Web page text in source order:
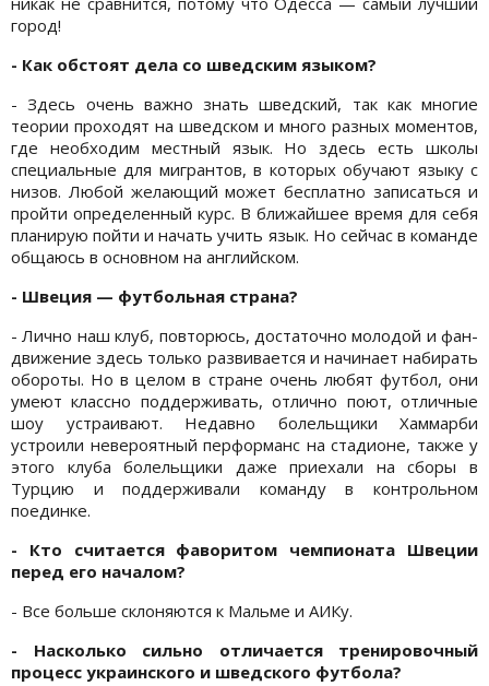
город!
- Как обстоят дела со шведским языком?
- Здесь очень важно знать шведский, так как многие
теории проходят на шведском и много разных моментов,
где необходим местный язык. Но здесь есть школы
специальные для мигрантов, в которых обучают языку с
низов. Любой желающий может бесплатно записаться и
пройти определенный курс. В ближайшее время для себя
планирую пойти и начать учить язык. Но сейчас в команде
общаюсь в основном на английском.
- Швеция — футбольная страна?
- Лично наш клуб, повторюсь, достаточно молодой и фан-
движение здесь только развивается и начинает набирать
обороты. Но в целом в стране очень любят футбол, они
умеют классно поддерживать, отлично поют, отличные
шоу устраивают. Недавно болельщики Хаммарби
устроили невероятный перформанс на стадионе, также у
этого клуба болельщики даже приехали на сборы в
Турцию и поддерживали команду в контрольном
поединке.
- Кто считается фаворитом чемпионата Швеции
перед его началом?
- Все больше склоняются к Мальме и АИКу.
- Насколько сильно отличается тренировочный
процесс украинского и шведского футбола?